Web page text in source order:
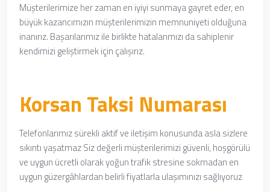
Müşterilerimize her zaman en iyiyi sunmaya gayret eder, en
büyük kazancımızın müşterilerimizin memnuniyeti olduğuna
inanırız. Başarılarımız ile birlikte hatalarımızı da sahiplenir
kendimizi geliştirmek için çalışırız.
Korsan Taksi Numarası
Telefonlarımız sürekli aktif ve iletişim konusunda asla sizlere
sıkıntı yaşatmaz Siz değerli müşterilerimizi güvenli, hoşgörülü
ve uygun ücretli olarak yoğun trafik stresine sokmadan en
uygun güzergâhlardan belirli fiyatlarla ulaşımınızı sağlıyoruz